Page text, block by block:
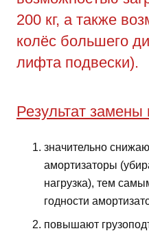
200 кг, а также
колёс большего
лифта подвески).
Результат
значительно
амортизаторы
нагрузка), тем
годности
повышают